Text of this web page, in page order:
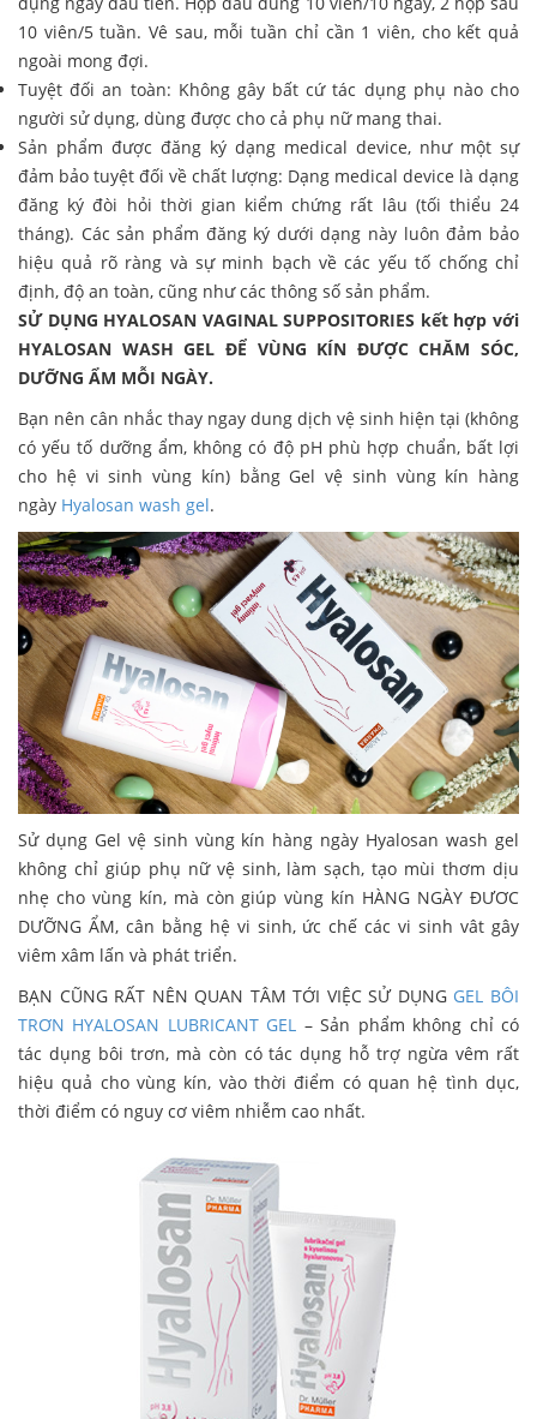
10 viên/5 tuần. Vê sau, mỗi tuần chỉ cần 1 viên, cho kết quả
ngoài mong đợi.
Tuyệt đối an toàn: Không gây bất cứ tác dụng phụ nào cho
người sử dụng, dùng được cho cả phụ nữ mang thai.
Sản phẩm được đăng ký dạng medical device, như một sự
đảm bảo tuyệt đối về chất lượng: Dạng medical device là dạng
đăng ký đòi hỏi thời gian kiểm chứng rất lâu (tối thiểu 24
tháng). Các sản phẩm đăng ký dưới dạng này luôn đảm bảo
hiệu quả rõ ràng và sự minh bạch về các yếu tố chống chỉ
định, độ an toàn, cũng như các thông số sản phẩm.
SỬ DỤNG HYALOSAN VAGINAL SUPPOSITORIES kết hợp với
HYALOSAN WASH GEL ĐỂ VÙNG KÍN ĐƯỢC CHĂM SÓC,
DƯỠNG ẨM MỖI NGÀY.
Bạn nên cân nhắc thay ngay dung dịch vệ sinh hiện tại (không
có yếu tố dưỡng ẩm, không có độ pH phù hợp chuẩn, bất lợi
cho hệ vi sinh vùng kín) bằng Gel vệ sinh vùng kín hàng
ngày Hyalosan wash gel.
Sử dụng Gel vệ sinh vùng kín hàng ngày Hyalosan wash gel
không chỉ giúp phụ nữ vệ sinh, làm sạch, tạo mùi thơm dịu
nhẹ cho vùng kín, mà còn giúp vùng kín HÀNG NGÀY ĐƯƠC
DƯỠNG ẨM, cân bằng hệ vi sinh, ức chế các vi sinh vât gây
viêm xâm lấn và phát triển.
BẠN CŨNG RẤT NÊN QUAN TÂM TỚI VIỆC SỬ DỤNG GEL BÔI
TRƠN HYALOSAN LUBRICANT GEL – Sản phẩm không chỉ có
tác dụng bôi trơn, mà còn có tác dụng hỗ trợ ngừa vêm rất
hiệu quả cho vùng kín, vào thời điểm có quan hệ tình dục,
thời điểm có nguy cơ viêm nhiễm cao nhất.